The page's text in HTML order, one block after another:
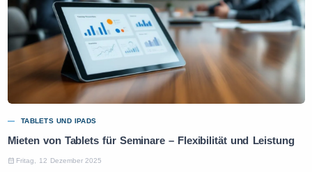
TABLETS UND IPADS
Mieten von Tablets für Seminare – Flexibilität und Leistung
Fritag, 12 Dezember 2025